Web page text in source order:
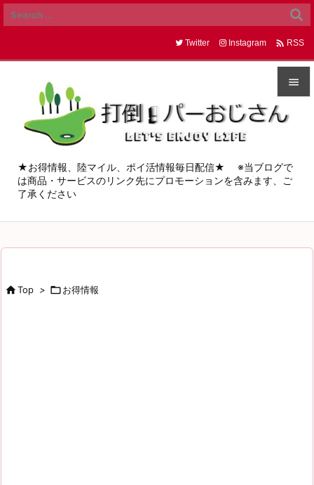


メニュ
サイド


Twitter Instagram  RSS
★お得情報、陸マイル、ポイ活情報毎日配信★ ※当ブログで
は商品・サービスのリンク先にプロモーションを含みます、ご
了承ください
Top > お得情報